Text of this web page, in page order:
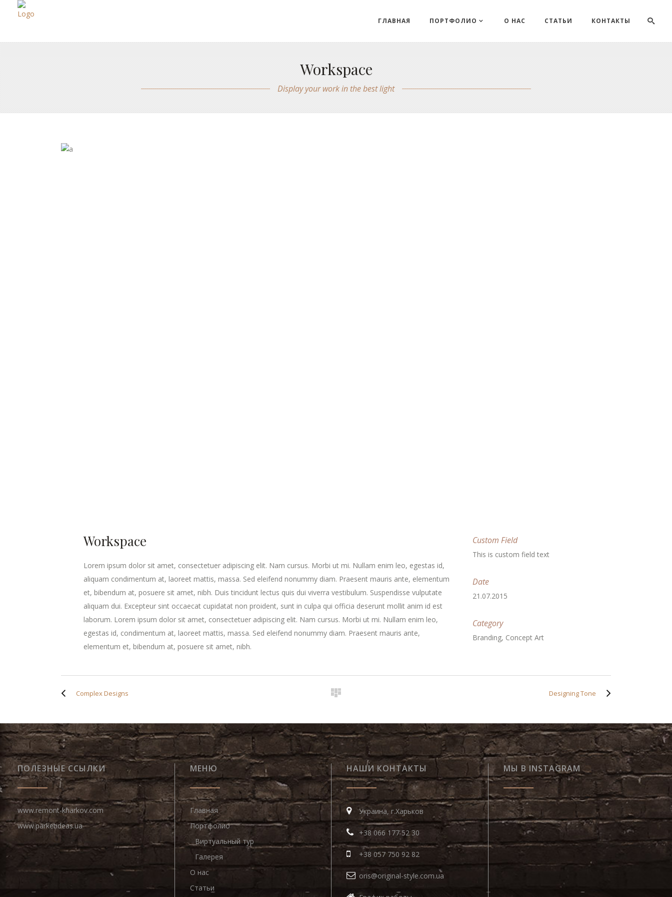
ГЛАВНАЯ ПОРТФОЛИО О НАС СТАТЬИ КОНТАКТЫ
Workspace
Display your work in the best light
Workspace
Lorem ipsum dolor sit amet, consectetuer adipiscing elit. Nam cursus. Morbi ut mi. Nullam enim leo, egestas id,
aliquam condimentum at, laoreet mattis, massa. Sed eleifend nonummy diam. Praesent mauris ante, elementum
et, bibendum at, posuere sit amet, nibh. Duis tincidunt lectus quis dui viverra vestibulum. Suspendisse vulputate
aliquam dui. Excepteur sint occaecat cupidatat non proident, sunt in culpa qui officia deserunt mollit anim id est
laborum. Lorem ipsum dolor sit amet, consectetuer adipiscing elit. Nam cursus. Morbi ut mi. Nullam enim leo,
egestas id, condimentum at, laoreet mattis, massa. Sed eleifend nonummy diam. Praesent mauris ante,
elementum et, bibendum at, posuere sit amet, nibh.
Custom Field
This is custom field text
Date
21.07.2015
Category
Branding, Concept Art
Complex Designs Designing Tone
ПОЛЕЗНЫЕ ССЫЛКИ
www.remont-kharkov.com
www.parketideas.ua
МЕНЮ
Главная
Портфолио
Виртуальный тур
Галерея
О нас
Статьи
НАШИ КОНТАКТЫ
Украина, г.Харьков
+38 066 177 52 30
+38 057 750 92 82
oris@original-style.com.ua
МЫ В INSTAGRAM